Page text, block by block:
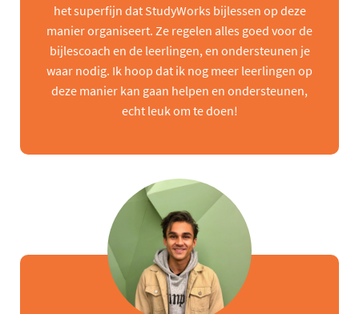
het superfijn dat StudyWorks bijlessen op deze
manier organiseert. Ze regelen alles goed voor de
bijlescoach en de leerlingen, en ondersteunen je
waar nodig. Ik hoop dat ik nog meer leerlingen op
deze manier kan gaan helpen en ondersteunen,
echt leuk om te doen!